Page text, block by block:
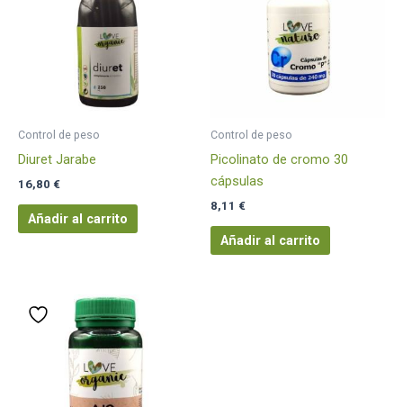
Control de peso
Diuret Jarabe
16,80 €
Añadir al carrito
Control de peso
Picolinato de cromo 30
cápsulas
8,11 €
Añadir al carrito